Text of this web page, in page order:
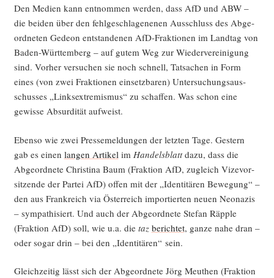
Den Medi­en kann ent­nom­men wer­den, dass AfD und ABW –
die bei­den über den fehl­ge­schla­ge­ne­nen Aus­schluss des Abge­
ord­ne­ten Gede­on ent­stan­de­nen AfD-Frak­tio­nen im Land­tag von
Baden-Würt­tem­berg – auf gutem Weg zur Wie­der­ver­ei­ni­gung
sind. Vor­her ver­su­chen sie noch schnell, Tat­sa­chen in Form
eines (von zwei Frak­tio­nen ein­setz­ba­ren) Unter­su­chungs­aus­
schus­ses „Links­extre­mis­mus“ zu schaf­fen. Was schon eine
gewis­se Absur­di­tät aufweist.
Eben­so wie zwei Pres­se­mel­dun­gen der letz­ten Tage. Ges­tern
gab es einen lan­gen Arti­kel im Han­dels­blattdazu, dass die
Abge­ord­ne­te Chris­ti­na Baum (Frak­ti­on AfD, zugleich Vize­vor­
sit­zen­de der Par­tei AfD) offen mit der „Iden­ti­tä­ren Bewe­gung“ –
den aus Frank­reich via Öster­reich impor­tier­ten neu­en Neo­na­zis
– sym­pa­thi­siert. Und auch der Abge­ord­ne­te Ste­fan Räpp­le
(Frak­ti­on AfD) soll, wie u.a. die taz berich­tet, gan­ze nahe dran –
oder sogar drin – bei den „Iden­ti­tä­ren“ sein.
Gleich­zei­tig lässt sich der Abge­ord­ne­te Jörg Meu­then (Frak­ti­on